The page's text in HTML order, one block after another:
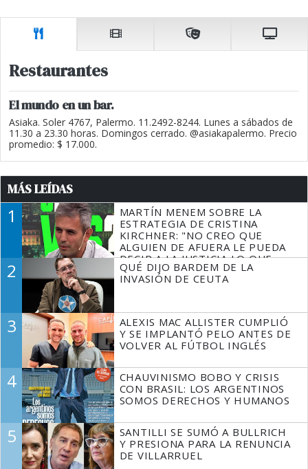
Restaurantes
El mundo en un bar.
Asiaka. Soler 4767, Palermo. 11.2492-8244. Lunes a sábados de
11.30 a 23.30 horas. Domingos cerrado. @asiakapalermo. Precio
promedio: $ 17.000.
MÁS LEÍDAS
1
MARTÍN MENEM SOBRE LA
ESTRATEGIA DE CRISTINA
KIRCHNER: "NO CREO QUE
ALGUIEN DE AFUERA LE PUEDA
DECIR A LA JUSTICIA LO QUE
TIENE QUE HACER"
2
QUÉ DIJO BARDEM DE LA
INVASIÓN DE CEUTA
3
ALEXIS MAC ALLISTER CUMPLIÓ
Y SE IMPLANTÓ PELO ANTES DE
VOLVER AL FÚTBOL INGLÉS
4
CHAUVINISMO BOBO Y CRISIS
CON BRASIL: LOS ARGENTINOS
SOMOS DERECHOS Y HUMANOS
5
SANTILLI SE SUMÓ A BULLRICH
Y PRESIONA PARA LA RENUNCIA
DE VILLARRUEL